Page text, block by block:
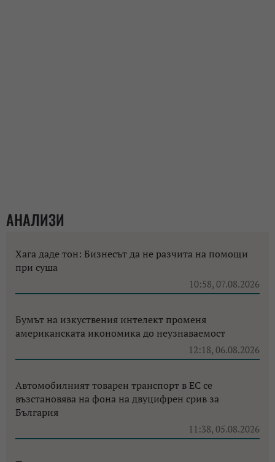
АНАЛИЗИ
Хага даде тон: Бизнесът да не разчита на помощи
при суша
10:58, 07.08.2026
Бумът на изкуствения интелект променя
американската икономика до неузнаваемост
12:18, 06.08.2026
Автомобилният товарен транспорт в ЕС се
възстановява на фона на двуцифрен срив за
България
11:38, 05.08.2026